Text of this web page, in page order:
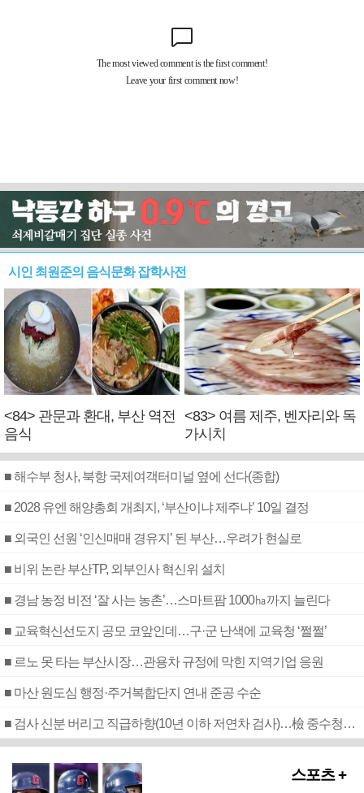
시인 최원준의 음식문화 잡학사전
<84> 관문과 환대, 부산 역전
음식
<83> 여름 제주, 벤자리와 독
가시치
■ 해수부 청사, 북항 국제여객터미널 옆에 선다(종합)
■ 2028 유엔 해양총회 개최지, ‘부산이냐 제주냐’ 10일 결정
■ 외국인 선원 ‘인신매매 경유지’ 된 부산…우려가 현실로
■ 비위 논란 부산TP, 외부인사 혁신위 설치
■ 경남 농정 비전 ‘잘 사는 농촌’…스마트팜 1000㏊까지 늘린다
■ 교육혁신선도지 공모 코앞인데…구·군 난색에 교육청 ‘쩔쩔’
■ 르노 못 타는 부산시장…관용차 규정에 막힌 지역기업 응원
■ 마산 원도심 행정·주거복합단지 연내 준공 수순
■ 검사 신분 버리고 직급하향(10년 이하 저연차 검사)…檢 중수청행 기피
스포츠 +